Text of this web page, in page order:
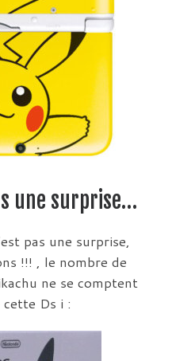
une surprise…
pas une surprise,
!!! , le nombre de
ne se comptent
Ds i :